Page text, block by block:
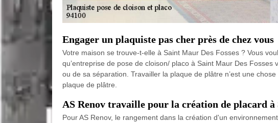
Engager un plaquiste pas cher près de chez vous
Votre maison se trouve-t-elle à Saint Maur Des Fosses ? Vous
qu’entreprise de pose de cloison/ placo à Saint Maur Des
ou de sa séparation. Travailler la plaque de plâtre n’est une
plaque de plâtre.
AS Renov travaille pour la création de placard à
Pour AS Renov, le rangement dans la création d'un